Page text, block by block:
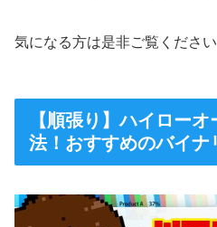
気になる方は是非ご覧ください
【順張り】ハイロー
法！おすすめのバイナ